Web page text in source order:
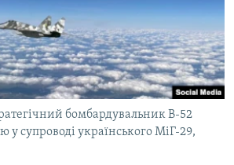
бомбардувальник B-52
у супроводі українського МіГ-29,